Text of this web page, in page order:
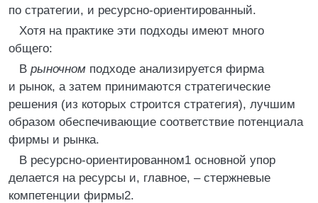
по стратегии, и ресурсно-ориентированный.
Хотя на практике эти подходы имеют много
общего:
В рыночном подходе анализируется фирма
и рынок, а затем принимаются стратегические
решения (из которых строится стратегия), лучшим
образом обеспечивающие соответствие потенциала
фирмы и рынка.
В ресурсно-ориентированном1 основной упор
делается на ресурсы и, главное, – стержневые
компетенции фирмы2.